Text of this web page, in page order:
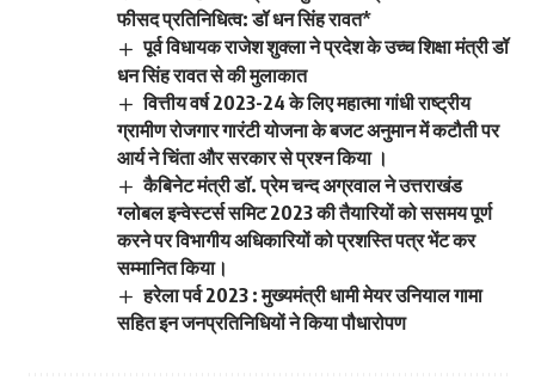
फीसद प्रतिनिधित्व: डॉ धन सिंह रावत*
पूर्व विधायक राजेश शुक्ला ने प्रदेश के उच्च शिक्षा मंत्री डॉ
धन सिंह रावत से की मुलाकात
वित्तीय वर्ष 2023-24 के लिए महात्मा गांधी राष्ट्रीय
ग्रामीण रोजगार गारंटी योजना के बजट अनुमान में कटौती पर
आर्य ने चिंता और सरकार से प्रश्न किया ।
कैबिनेट मंत्री डॉ. प्रेम चन्द अग्रवाल ने उत्तराखंड
ग्लोबल इन्वेस्टर्स समिट 2023 की तैयारियों को ससमय पूर्ण
करने पर विभागीय अधिकारियों को प्रशस्ति पत्र भेंट कर
सम्मानित किया।
हरेला पर्व 2023 : मुख्यमंत्री धामी मेयर उनियाल गामा
सहित इन जनप्रतिनिधियों ने किया पौधारोपण